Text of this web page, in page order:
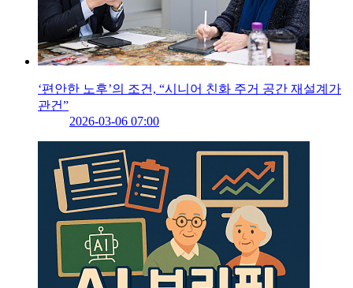
‘편안한 노후’의 조건, “시니어 친화 주거 공간 재설계가
관건”
2026-03-06 07:00